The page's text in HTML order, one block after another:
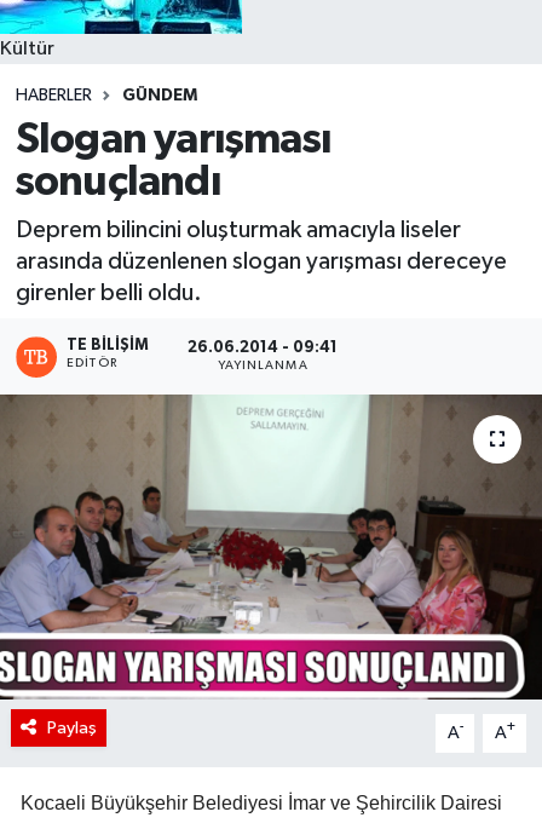
Kültür
HABERLER GÜNDEM
Slogan yarışması
sonuçlandı
Deprem bilincini oluşturmak amacıyla liseler
arasında düzenlenen slogan yarışması dereceye
girenler belli oldu.
TE BILIŞIM
EDITÖR
26.06.2014 - 09:41
YAYINLANMA
Paylaş A- A+
Kocaeli Büyükşehir Belediyesi İmar ve Şehircilik Dairesi